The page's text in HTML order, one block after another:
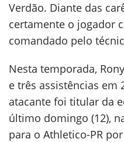
Verdão. Diante das
certamente o jogador
comandado pelo
Nesta temporada,
e três assistências em
atacante foi titular da
último domingo (12),
para o Athletico-PR